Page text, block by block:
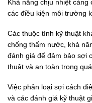
Khả năng chịu nhiệt
các điều kiện môi trường
Các thuộc tính kỹ thuật
chống thấm nước, khả
đánh giá để đảm bảo sợi
thuật và an toàn trong
Việc phân loại sợi cách
và các đánh giá kỹ thuật